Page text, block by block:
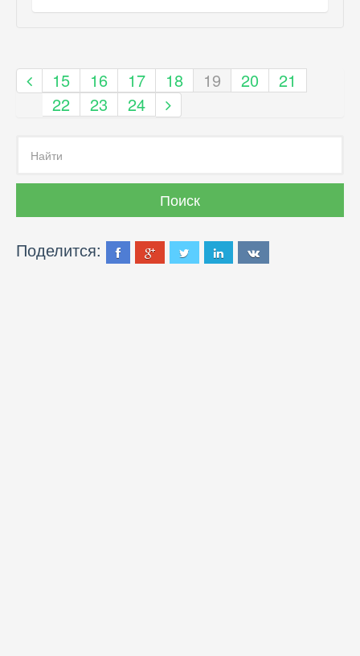
15 16 17 18 19 20
21
22
23 24
Поделится: